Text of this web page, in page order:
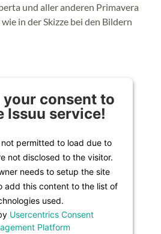
und aller anderen Primavera
in der Skizze bei den Bildern
your consent to
Issuu service!
permitted to load due to
not disclosed to the visitor.
needs to setup the site
add this content to the list of
used.
Usercentrics Consent
Platform